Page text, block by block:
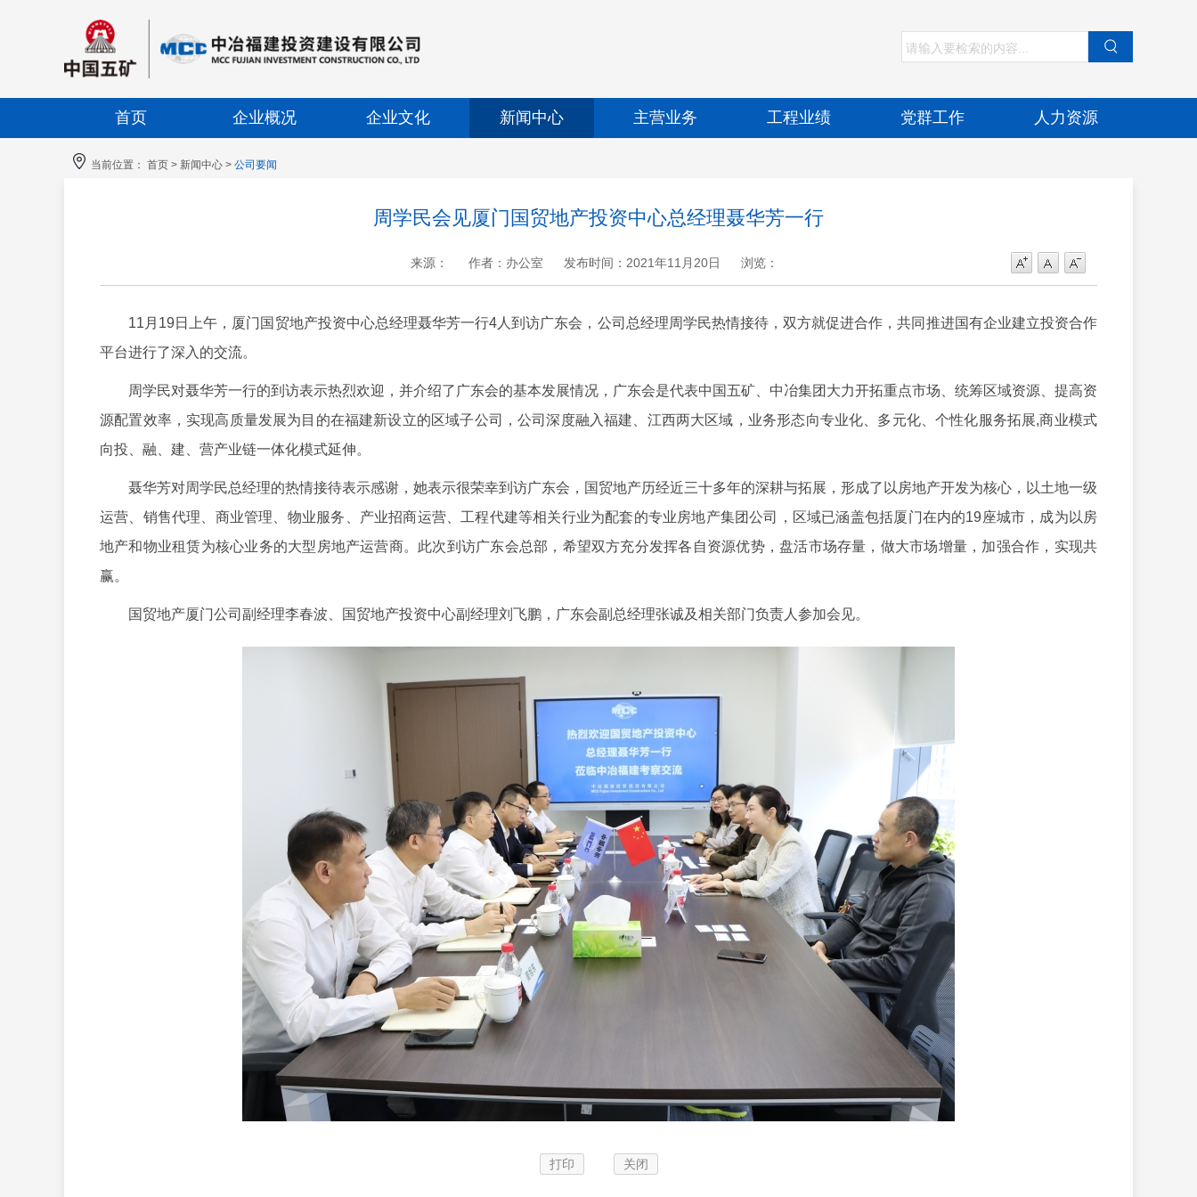
首页 企业概况 企业文化 新闻中心 主营业务 工程业绩 党群工作 人力资源
当前位置： 首页 > 新闻中心 > 公司要闻
周学民会见厦门国贸地产投资中心总经理聂华芳一行
来源： 作者：办公室 发布时间：2021年11月20日 浏览：
+ -
11月19日上午，厦门国贸地产投资中心总经理聂华芳一行4人到访广东会，公司总经理周学民热情接待，双方就促进合作，共同推进国有企业建立投资合作
平台进行了深入的交流。
周学民对聂华芳一行的到访表示热烈欢迎，并介绍了广东会的基本发展情况，广东会是代表中国五矿、中冶集团大力开拓重点市场、统筹区域资源、提高资
源配置效率，实现高质量发展为目的在福建新设立的区域子公司，公司深度融入福建、江西两大区域，业务形态向专业化、多元化、个性化服务拓展,商业模式
向投、融、建、营产业链一体化模式延伸。
聂华芳对周学民总经理的热情接待表示感谢，她表示很荣幸到访广东会，国贸地产历经近三十多年的深耕与拓展，形成了以房地产开发为核心，以土地一级
运营、销售代理、商业管理、物业服务、产业招商运营、工程代建等相关行业为配套的专业房地产集团公司，区域已涵盖包括厦门在内的19座城市，成为以房
地产和物业租赁为核心业务的大型房地产运营商。此次到访广东会总部，希望双方充分发挥各自资源优势，盘活市场存量，做大市场增量，加强合作，实现共
赢。
国贸地产厦门公司副经理李春波、国贸地产投资中心副经理刘飞鹏，广东会副总经理张诚及相关部门负责人参加会见。
打印 关闭